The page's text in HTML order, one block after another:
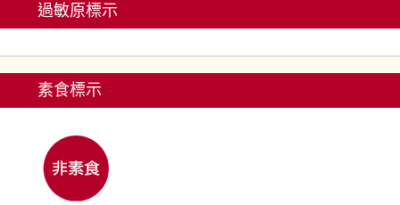
過敏原標示
素食標示